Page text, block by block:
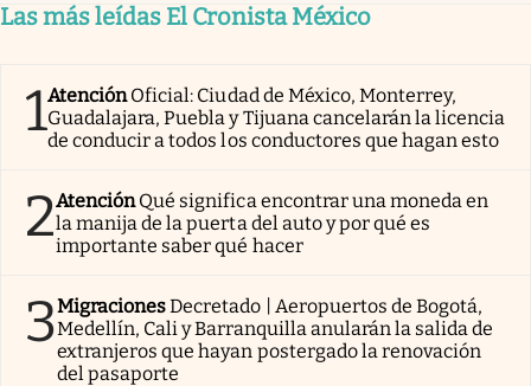
Las más leídas El Cronista México
1AtenciónOficial: Ciudad de México, Monterrey,
Guadalajara, Puebla y Tijuana cancelarán la licencia
de conducir a todos los conductores que hagan esto
2AtenciónQué significa encontrar una moneda en
la manija de la puerta del auto y por qué es
importante saber qué hacer
3MigracionesDecretado | Aeropuertos de Bogotá,
Medellín, Cali y Barranquilla anularán la salida de
extranjeros que hayan postergado la renovación
del pasaporte